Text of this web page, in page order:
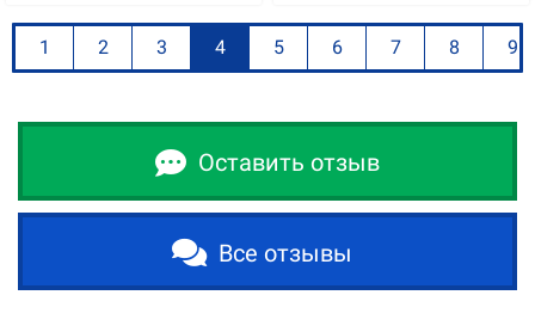
1 2 3 4 5 6 7 8 9
Оставить отзыв
Все отзывы